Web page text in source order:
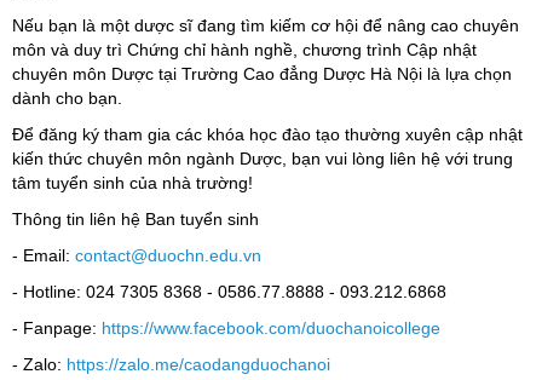
Nếu bạn là một dược sĩ đang tìm kiếm cơ hội để nâng cao chuyên
môn và duy trì Chứng chỉ hành nghề, chương trình Cập nhật
chuyên môn Dược tại Trường Cao đẳng Dược Hà Nội là lựa chọn
dành cho bạn.
Để đăng ký tham gia các khóa học đào tạo thường xuyên cập nhật
kiến thức chuyên môn ngành Dược, bạn vui lòng liên hệ với trung
tâm tuyển sinh của nhà trường!
Thông tin liên hệ Ban tuyển sinh
- Email: contact@duochn.edu.vn
- Hotline: 024 7305 8368 - 0586.77.8888 - 093.212.6868
- Fanpage: https://www.facebook.com/duochanoicollege
- Zalo: https://zalo.me/caodangduochanoi